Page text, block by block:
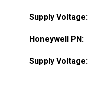
Supply Voltage:
Honeywell PN:
Supply Voltage: